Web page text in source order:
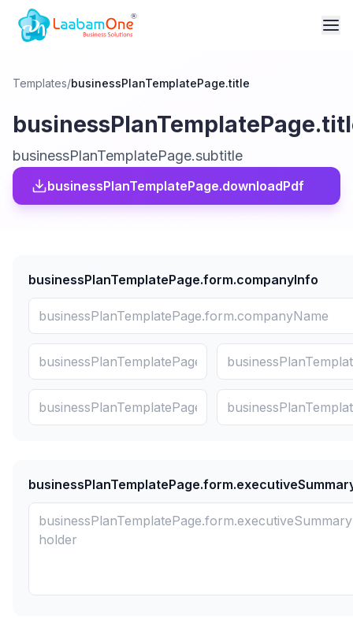
Templates/businessPlanTemplatePage.title
businessPlanTemplatePage.subtitle
businessPlanTemplatePage.downloadPdf
businessPlanTemplatePage.form.companyInfo